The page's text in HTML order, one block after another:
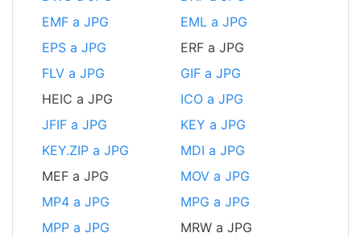
EMF a JPG
EML a JPG
EPS a JPG
ERF a JPG
FLV a JPG
GIF a JPG
HEIC a JPG
ICO a JPG
JFIF a JPG
KEY a JPG
KEY.ZIP a JPG
MDI a JPG
MEF a JPG
MOV a JPG
MP4 a JPG
MPG a JPG
MPP a JPG
MRW a JPG